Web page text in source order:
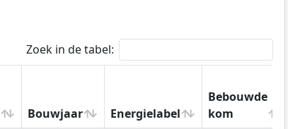
Zoek in de tabel:
Bouwjaar Energielabel
Bebouwde
kom